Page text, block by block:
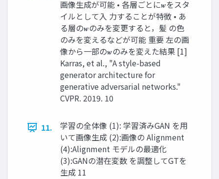
画像生成が可能 • 各層ごとに𝒘をスタ
イルとして入 力することが特徴 • あ
る層の𝒘のみを変更すると，髪 の色
のみを変えるなどが可能 重要 左の画
像から一部の𝒘のみを変えた結果 [1]
Karras, et al., "A style-based
generator architecture for
generative adversarial networks."
CVPR. 2019. 10
11.
学習の全体像 (1): 学習済みGAN を用
いて画像生成 (2):画像の Alignment
(4):Alignment モデルの最適化
(3):GANの潜在変数 を調整してGTを
生成 11